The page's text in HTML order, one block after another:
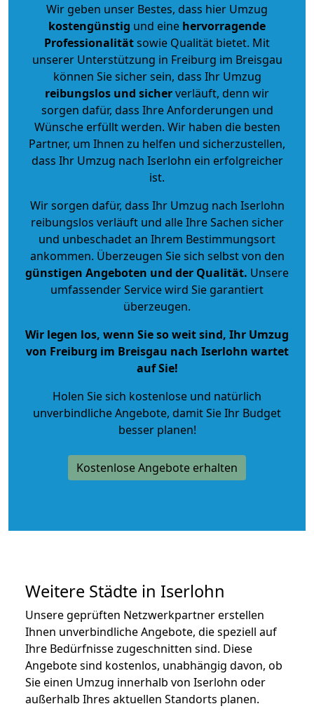
Wir geben unser Bestes, dass hier Umzug
kostengünstig und eine hervorragende
Professionalitätsowie Qualität bietet. Mit
unserer Unterstützung in Freiburg im Breisgau
können Sie sicher sein, dass Ihr Umzug
reibungslos und sicherverläuft, denn wir
sorgen dafür, dass Ihre Anforderungen und
Wünsche erfüllt werden. Wir haben die besten
Partner, um Ihnen zu helfen und sicherzustellen,
dass Ihr Umzug nach Iserlohn ein erfolgreicher
ist.
Wir sorgen dafür, dass Ihr Umzug nach Iserlohn
reibungslos verläuft und alle Ihre Sachen sicher
und unbeschadet an Ihrem Bestimmungsort
ankommen. Überzeugen Sie sich selbst von den
günstigen Angeboten und der Qualität. Unsere
umfassender Service wird Sie garantiert
überzeugen.
Wir legen los, wenn Sie so weit sind, Ihr Umzug
von Freiburg im Breisgau nach Iserlohn wartet
auf Sie!
Holen Sie sich kostenlose und natürlich
unverbindliche Angebote, damit Sie Ihr Budget
besser planen!
Kostenlose Angebote erhalten
Weitere Städte in Iserlohn
Unsere geprüften Netzwerkpartner erstellen
Ihnen unverbindliche Angebote, die speziell auf
Ihre Bedürfnisse zugeschnitten sind. Diese
Angebote sind kostenlos, unabhängig davon, ob
Sie einen Umzug innerhalb von Iserlohn oder
außerhalb Ihres aktuellen Standorts planen.